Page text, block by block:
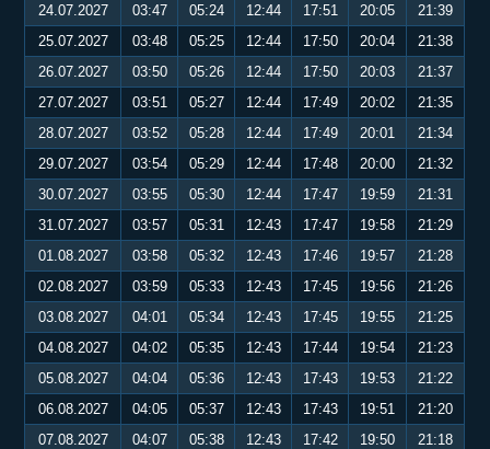
24.07.2027
03:47 05:24 12:44 17:51 20:05
21:39
25.07.2027
03:48 05:25 12:44 17:50 20:04
21:38
26.07.2027
03:50 05:26 12:44 17:50 20:03
21:37
27.07.2027
03:51 05:27 12:44 17:49 20:02
21:35
28.07.2027
03:52 05:28 12:44 17:49 20:01
21:34
29.07.2027
03:54 05:29 12:44 17:48 20:00
21:32
30.07.2027
03:55 05:30 12:44 17:47 19:59
21:31
31.07.2027
03:57 05:31 12:43 17:47 19:58
21:29
01.08.2027
03:58 05:32 12:43 17:46 19:57
21:28
02.08.2027
03:59 05:33 12:43 17:45 19:56
21:26
03.08.2027
04:01 05:34 12:43 17:45 19:55
21:25
04.08.2027
04:02 05:35 12:43 17:44 19:54
21:23
05.08.2027
04:04 05:36 12:43 17:43 19:53
21:22
06.08.2027
04:05 05:37 12:43 17:43 19:51
21:20
07.08.2027
04:07 05:38 12:43 17:42 19:50
21:18